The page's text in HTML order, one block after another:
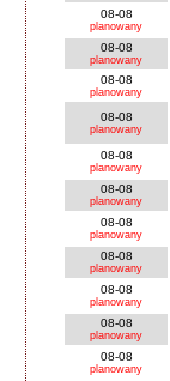
08-08
planowany
08-08
planowany
08-08
planowany
08-08
planowany
08-08
planowany
08-08
planowany
08-08
planowany
08-08
planowany
08-08
planowany
08-08
planowany
08-08
planowany